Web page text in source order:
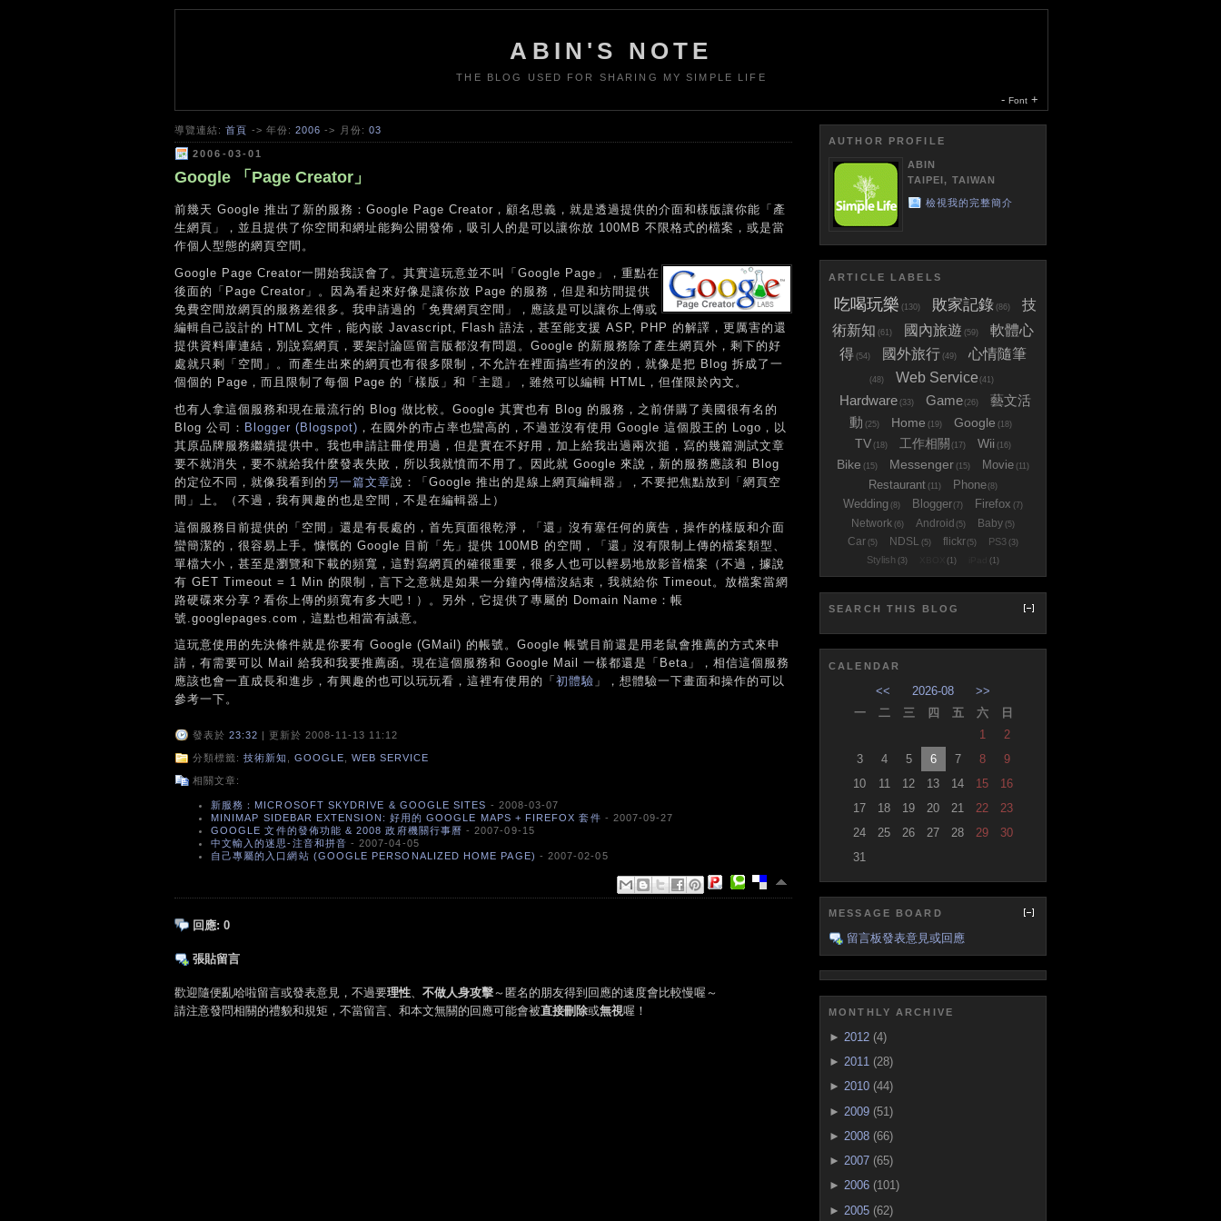
ABIN'S NOTE
THE BLOG USED FOR SHARING MY SIMPLE LIFE
- Font +
導覽連結:首頁 -> 年份:2006 -> 月份: 03
2006-03-01
Google 「Page Creator」
前幾天 Google 推出了新的服務：Google Page Creator，顧名思義，就是透過提供的介面和樣版讓你能「產
生網頁」，並且提供了你空間和網址能夠公開發佈，吸引人的是可以讓你放 100MB 不限格式的檔案，或是當
作個人型態的網頁空間。
Google Page Creator一開始我誤會了。其實這玩意並不叫「Google Page」，重點在
後面的「Page Creator」。因為看起來好像是讓你放 Page 的服務，但是和坊間提供
免費空間放網頁的服務差很多。我申請過的「免費網頁空間」，應該是可以讓你上傳或
編輯自己設計的 HTML 文件，能內嵌 Javascript, Flash 語法，甚至能支援 ASP, PHP 的解譯，更厲害的還
提供資料庫連結，別說寫網頁，要架討論區留言版都沒有問題。Google 的新服務除了產生網頁外，剩下的好
處就只剩「空間」。而產生出來的網頁也有很多限制，不允許在裡面搞些有的沒的，就像是把 Blog 拆成了一
個個的 Page，而且限制了每個 Page 的「樣版」和「主題」，雖然可以編輯 HTML，但僅限於內文。
也有人拿這個服務和現在最流行的 Blog 做比較。Google 其實也有 Blog 的服務，之前併購了美國很有名的
Blog 公司： Blogger (Blogspot) ，在國外的市占率也蠻高的，不過並沒有使用 Google 這個股王的 Logo，以
其原品牌服務繼續提供中。我也申請註冊使用過，但是實在不好用，加上給我出過兩次搥，寫的幾篇測試文章
要不就消失，要不就給我什麼發表失敗，所以我就憤而不用了。因此就 Google 來說，新的服務應該和 Blog
的定位不同，就像我看到的 另一篇文章說：「Google 推出的是線上網頁編輯器」，不要把焦點放到「網頁空
間」上。（不過，我有興趣的也是空間，不是在編輯器上）
這個服務目前提供的「空間」還是有長處的，首先頁面很乾淨，「還」沒有塞任何的廣告，操作的樣版和介面
蠻簡潔的，很容易上手。慷慨的 Google 目前「先」提供 100MB 的空間，「還」沒有限制上傳的檔案類型、
單檔大小，甚至是瀏覽和下載的頻寬，這對寫網頁的確很重要，很多人也可以輕易地放影音檔案（不過，據說
有 GET Timeout = 1 Min 的限制，言下之意就是如果一分鐘內傳檔沒結束，我就給你 Timeout。放檔案當網
路硬碟來分享？看你上傳的頻寬有多大吧！）。另外，它提供了專屬的 Domain Name：帳
號.googlepages.com，這點也相當有誠意。
這玩意使用的先決條件就是你要有 Google (GMail) 的帳號。Google 帳號目前還是用老鼠會推薦的方式來申
請，有需要可以 Mail 給我和我要推薦函。現在這個服務和 Google Mail 一樣都還是「Beta」，相信這個服務
應該也會一直成長和進步，有興趣的也可以玩玩看，這裡有使用的「 初體驗 」，想體驗一下畫面和操作的可以
參考一下。
發表於 23:32 | 更新於 2008-11-13 11:12
分類標籤: 技術新知 GOOGLE WEB SERVICE
相關文章:
新服務：MICROSOFT SKYDRIVE & GOOGLE SITES - 2008-03-07
MINIMAP SIDEBAR EXTENSION: 好用的 GOOGLE MAPS + FIREFOX 套件 - 2007-09-27
GOOGLE 文件的發佈功能 & 2008 政府機關行事曆 - 2007-09-15
中文輸入的迷思-注音和拼音 - 2007-04-05
自己專屬的入口網站 (GOOGLE PERSONALIZED HOME PAGE) - 2007-02-05
回應: 0
張貼留言
歡迎隨便亂哈啦留言或發表意見，不過要理性、 不做人身攻擊～匿名的朋友得到回應的速度會比較慢喔～
請注意發問相關的禮貌和規矩，不當留言、和本文無關的回應可能會被直接刪除或無視喔！
AUTHOR PROFILE
ABIN
TAIPEI, TAIWAN
檢視我的完整簡介
ARTICLE LABELS
吃喝玩樂 (130) 敗家記錄 (86)
技
術新知 (61) 國內旅遊 (59)
軟體心
得 (54) 國外旅行 (49) 心情隨筆
(48) Web Service (41)
Hardware (33) Game(26)
藝文活
動 (25) Home (19) Google (18)
TV (18) 工作相關 (17) Wii (16)
Bike (15) Messenger (15) Movie (11)
Restaurant (11) Phone(8)
Wedding (8) Blogger(7) Firefox (7)
Network (6) Android (5) Baby (5)
Car (5) NDSL (5) flickr(5) PS3 (3)
Stylish (3) (1) (1)
SEARCH THIS BLOG
CALENDAR
<< 2026-08
>>
一
二 三 四 五 六
日
1
2
3
4 5 6 7 8
9
10
11 12 13 14 15
16
17
18 19 20 21 22
23
24
25 26 27 28 29
30
31
MESSAGE BOARD
留言板發表意見或回應
MONTHLY ARCHIVE
► 2012 (4)
► 2011 (28)
► 2010 (44)
► 2009 (51)
► 2008 (66)
► 2007 (65)
► 2006 (101)
► 2005 (62)